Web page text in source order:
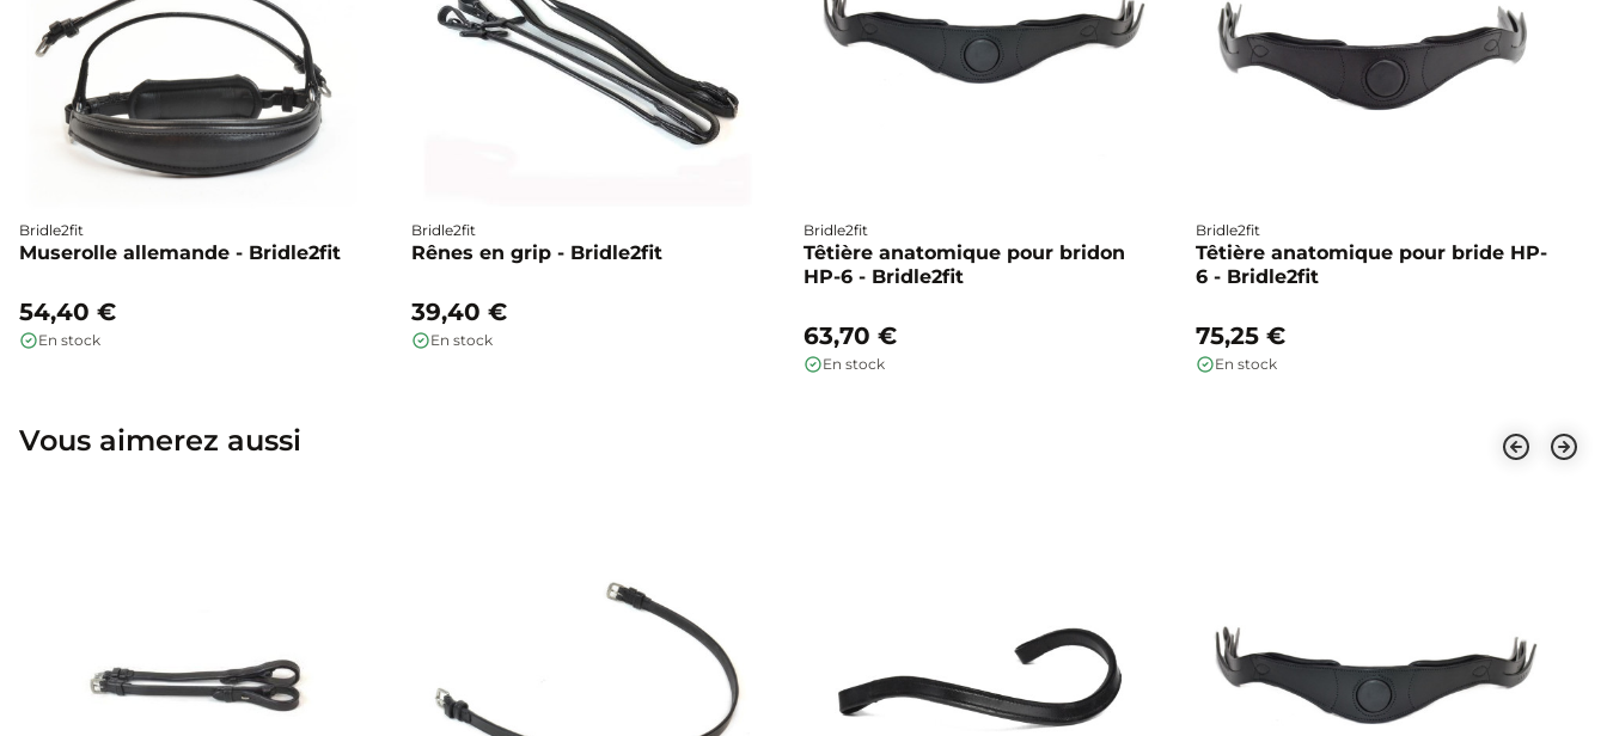
Bridle2fit
Muserolle allemande - Bridle2fit
54,40 €
En stock
Bridle2fit
Rênes en grip - Bridle2fit
39,40 €
En stock
Bridle2fit
Têtière anatomique pour bridon
HP-6 - Bridle2fit
63,70 €
En stock
Bridle2fit
Têtière anatomique pour bride HP-
6 - Bridle2fit
75,25 €
En stock
Vous aimerez aussi